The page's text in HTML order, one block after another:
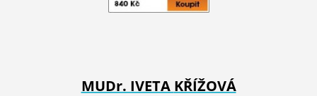
MUDr. IVETA KŘÍŽOVÁ